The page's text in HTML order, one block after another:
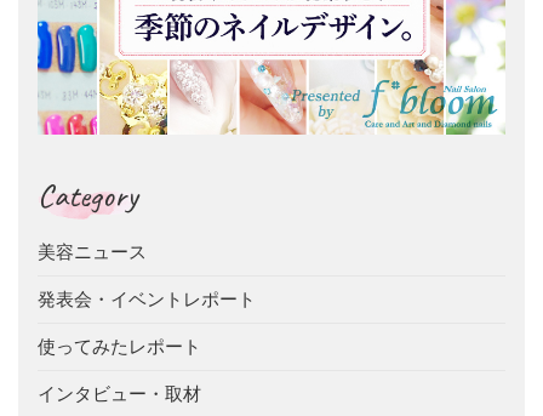
Category
美容ニュース
発表会・イベントレポート
使ってみたレポート
インタビュー・取材